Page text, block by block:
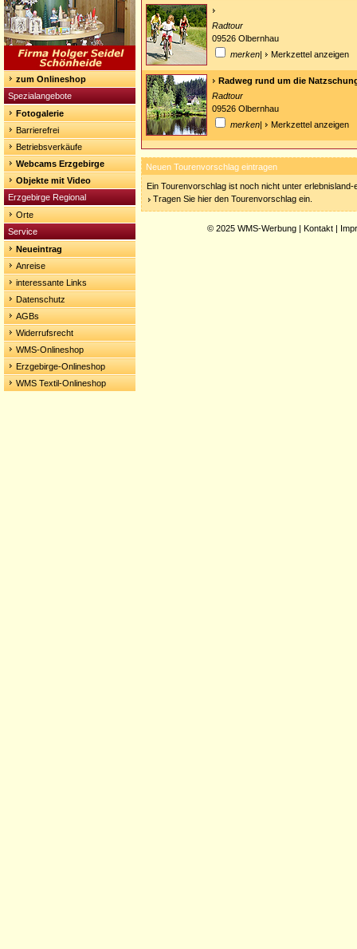
zum Onlineshop
Spezialangebote
Fotogalerie
Barrierefrei
Betriebsverkäufe
Webcams Erzgebirge
Objekte mit Video
Erzgebirge Regional
Orte
Service
Neueintrag
Anreise
interessante Links
Datenschutz
AGBs
Widerrufsrecht
WMS-Onlineshop
Erzgebirge-Onlineshop
WMS Textil-Onlineshop
Radtour
09526 Olbernhau
merken| Merkzettel anzeigen
Radweg rund um die
Radtour
09526 Olbernhau
merken| Merkzettel anzeigen
Neuen Tourenvorschlag eintragen
Ein Tourenvorschlag ist noch nicht unter
Tragen Sie hier den Tourenvorschlag ein.
© 2025 WMS-Werbung | Kontakt |